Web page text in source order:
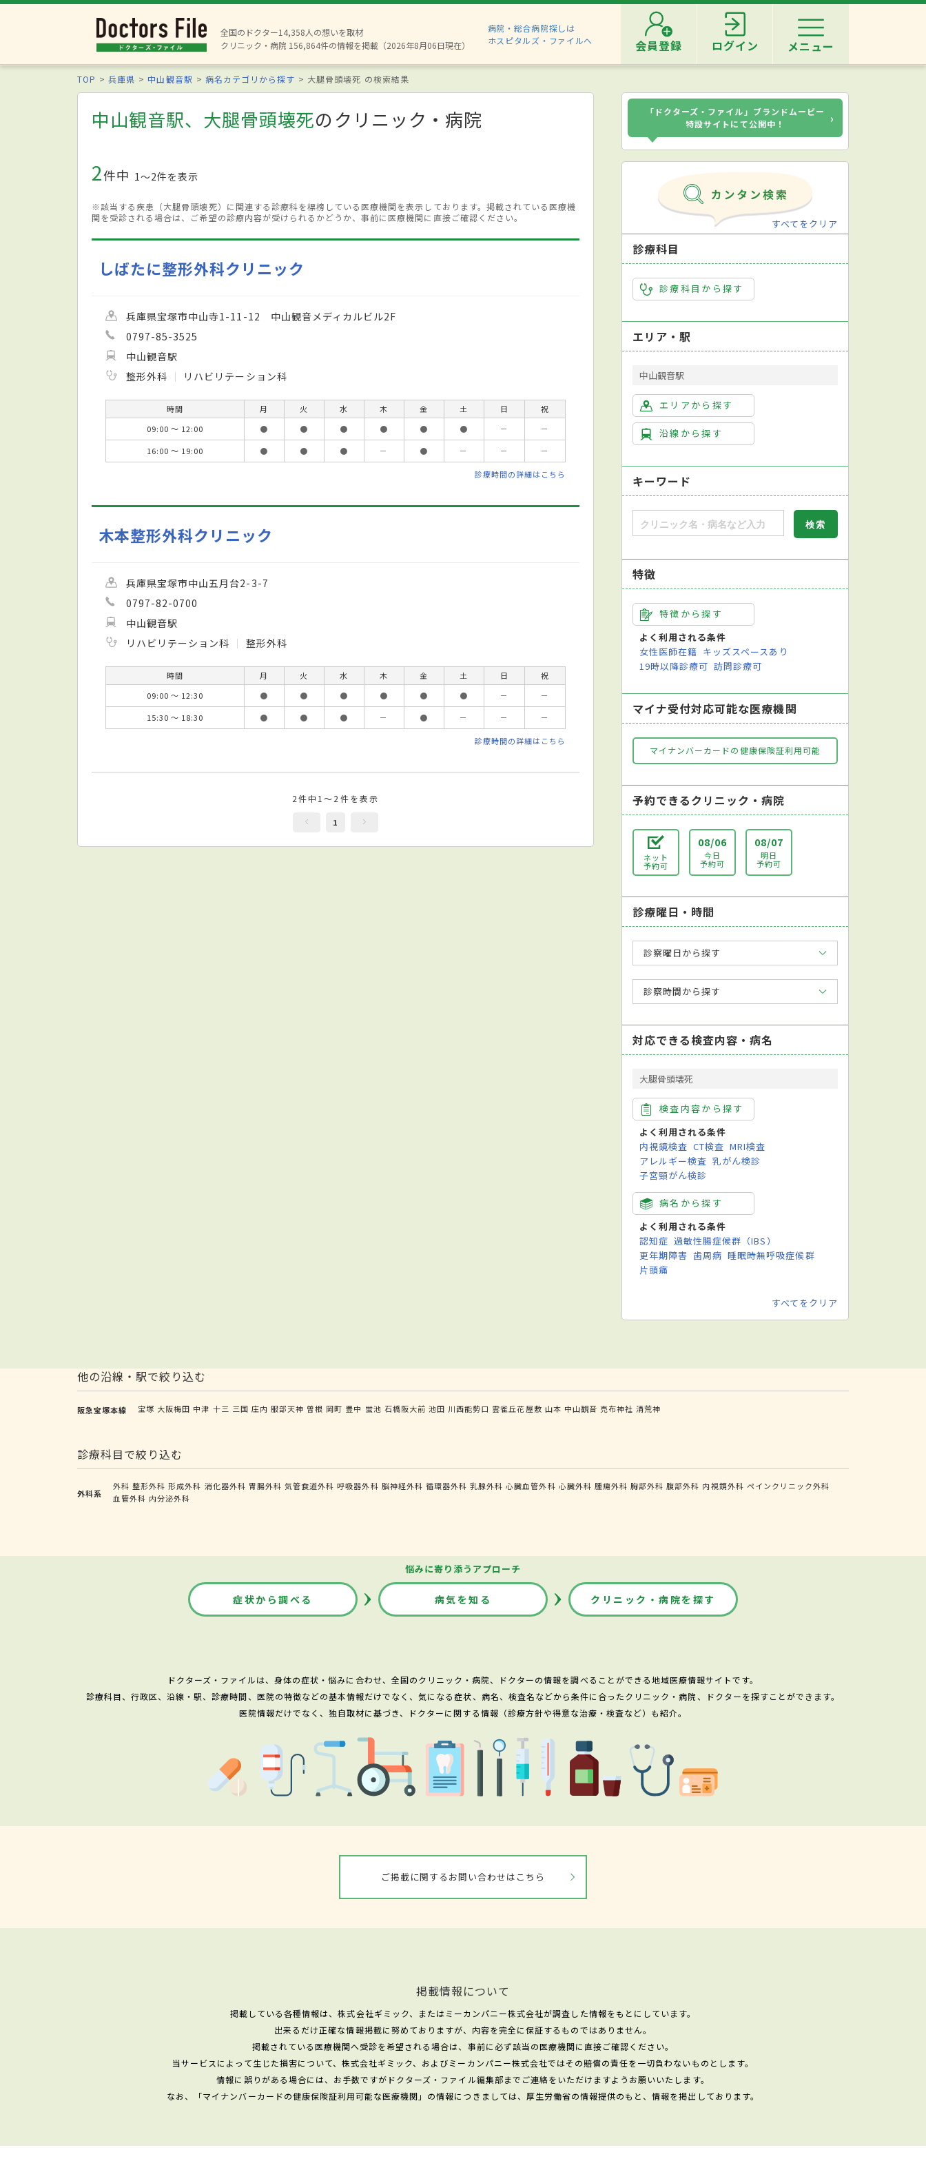
全国のドクター14,358人の想いを取材
クリニック・病院 156,864件の情報を掲載（2026年8月06日現在）
病院・総合病院探しは
ホスピタルズ・ファイルへ
会員登録 ログイン メニュー
TOP 兵庫県 中山観音駅 病名カテゴリから探す 大腿骨頭壊死 の検索結果
中山観音駅、大腿骨頭壊死のクリニック・病院
2件中 1〜2件を表示
※該当する疾患（大腿骨頭壊死）に関連する診療科を標榜している医療機関を表示しております。掲載されている医療機
関を受診される場合は、ご希望の診療内容が受けられるかどうか、事前に医療機関に直接ご確認ください。
しばたに整形外科クリニック
兵庫県宝塚市中山寺1-11-12 中山観音メディカルビル2F
0797-85-3525
中山観音駅
整形外科
リハビリテーション科
時間 月 火 水 木 金 土 日
祝
09:00 ～ 12:00
● ● ● ● ● ● －
－
16:00 ～ 19:00
● ● ● － ● － － －
診療時間の詳細はこちら
木本整形外科クリニック
兵庫県宝塚市中山五月台2-3-7
0797-82-0700
中山観音駅
リハビリテーション科
整形外科
時間 月 火 水 木 金 土 日
祝
09:00 ～ 12:30
● ● ● ● ● ● －
－
15:30 ～ 18:30
● ● ● － ● － － －
診療時間の詳細はこちら
2件中1～2件を表示
1
「ドクターズ・ファイル」ブランドムービー
特設サイトにて公開中！
›
すべてをクリア
診療科目
診療科目から探す
エリア・駅
中山観音駅
エリアから探す
沿線から探す
キーワード
特徴
特徴から探す
よく利用される条件
女性医師在籍 キッズスペースあり
19時以降診療可 訪問診療可
マイナ受付対応可能な医療機関
マイナンバーカードの健康保険証利用可能
予約できるクリニック・病院
ネット
予約可
08/06
今日
予約可
08/07
明日
予約可
診療曜日・時間
診察曜日から探す
診察時間から探す
対応できる検査内容・病名
大腿骨頭壊死
検査内容から探す
よく利用される条件
内視鏡検査 CT検査 MRI検査
アレルギー検査 乳がん検診
子宮頸がん検診
病名から探す
よく利用される条件
認知症 過敏性腸症候群（IBS）
更年期障害 歯周病 睡眠時無呼吸症候群
片頭痛
すべてをクリア
他の沿線・駅で絞り込む
阪急宝塚本線 宝塚 大阪梅田 中津 十三 三国 庄内 服部天神 曽根 岡町 豊中 蛍池 石橋阪大前 池田 川西能勢口 雲雀丘花屋敷 山本 中山観音 売布神社 清荒神
診療科目で絞り込む
外科系
外科 整形外科 形成外科 消化器外科 胃腸外科 気管食道外科 呼吸器外科 脳神経外科 循環器外科 乳腺外科 心臓血管外科 心臓外科 腫瘍外科 胸部外科 腹部外科 内視鏡外科 ペインクリニック外科
血管外科 内分泌外科
悩みに寄り添うアプローチ
症状から調べる 病気を知る クリニック・病院を探す
ドクターズ・ファイルは、身体の症状・悩みに合わせ、全国のクリニック・病院、ドクターの情報を調べることができる地域医療情報サイトです。
診療科目、行政区、沿線・駅、診療時間、医院の特徴などの基本情報だけでなく、気になる症状、病名、検査名などから条件に合ったクリニック・病院、ドクターを探すことができます。
医院情報だけでなく、独自取材に基づき、ドクターに関する情報（診療方針や得意な治療・検査など）も紹介。
ご掲載に関するお問い合わせはこちら
掲載情報について
掲載している各種情報は、株式会社ギミック、またはミーカンパニー株式会社が調査した情報をもとにしています。
出来るだけ正確な情報掲載に努めておりますが、内容を完全に保証するものではありません。
掲載されている医療機関へ受診を希望される場合は、事前に必ず該当の医療機関に直接ご確認ください。
当サービスによって生じた損害について、株式会社ギミック、およびミーカンパニー株式会社ではその賠償の責任を一切負わないものとします。
情報に誤りがある場合には、お手数ですがドクターズ・ファイル編集部までご連絡をいただけますようお願いいたします。
なお、「マイナンバーカードの健康保険証利用可能な医療機関」の情報につきましては、厚生労働省の情報提供のもと、情報を掲出しております。